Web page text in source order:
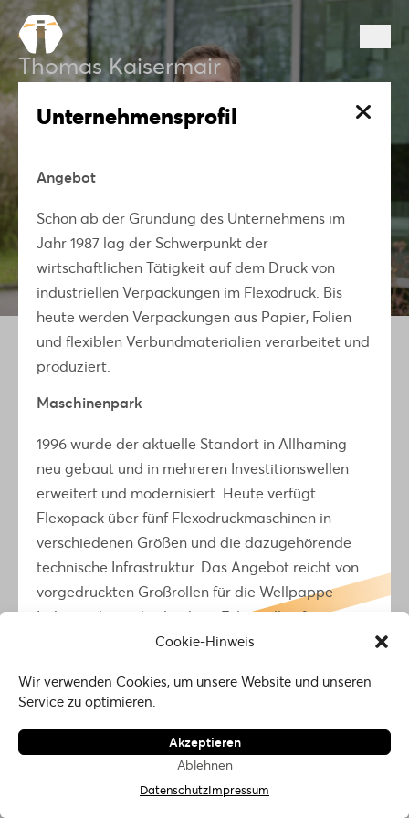
Cookie-Hinweis
Wir verwenden Cookies, um unsere Website und unseren
Service zu optimieren.
Akzeptieren
Ablehnen
DatenschutzImpressum
Unternehmensprofil
Angebot
Schon ab der Gründung des Unternehmens im
Jahr 1987 lag der Schwerpunkt der
wirtschaftlichen Tätigkeit auf dem Druck von
industriellen Verpackungen im Flexodruck. Bis
heute werden Verpackungen aus Papier, Folien
und flexiblen Verbundmaterialien verarbeitet und
produziert.
Maschinenpark
1996 wurde der aktuelle Standort in Allhaming
neu gebaut und in mehreren Investitionswellen
erweitert und modernisiert. Heute verfügt
Flexopack über fünf Flexodruckmaschinen in
verschiedenen Größen und die dazugehörende
technische Infrastruktur. Das Angebot reicht von
vorgedruckten Großrollen für die Wellpappe-
Industrie bis zu bedruckten Folienrollen für
Abpack-Anlagen im Lebensmittelbereich.
Langjährige Kundenbeziehungen
das Unternehmen Flexopack, ist die Pflege von
langfristigen, vertrauensvollen
Geschäftsverbindungen als wichtiger Teil einer
Thomas Kaisermair
Flexopack Verpackungen GmbH, Allhaming
GESCHICHTE
UNTERNEHMENSPROFIL
Zur Übersicht
Unsere Welt
Datenschutz
Login
Infobroschüre
Newsletter
Unternehmenswert
© 2026 Lighthouse. All rights reserved.